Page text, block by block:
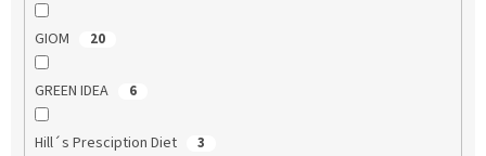
GIOM 20
GREEN IDEA 6
Hill´s Presciption Diet 3